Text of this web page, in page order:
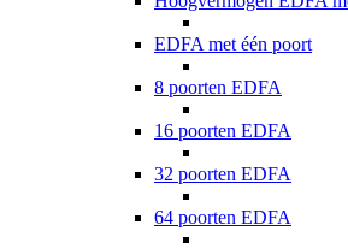
EDFA met één poort
8 poorten EDFA
16 poorten EDFA
32 poorten EDFA
64 poorten EDFA